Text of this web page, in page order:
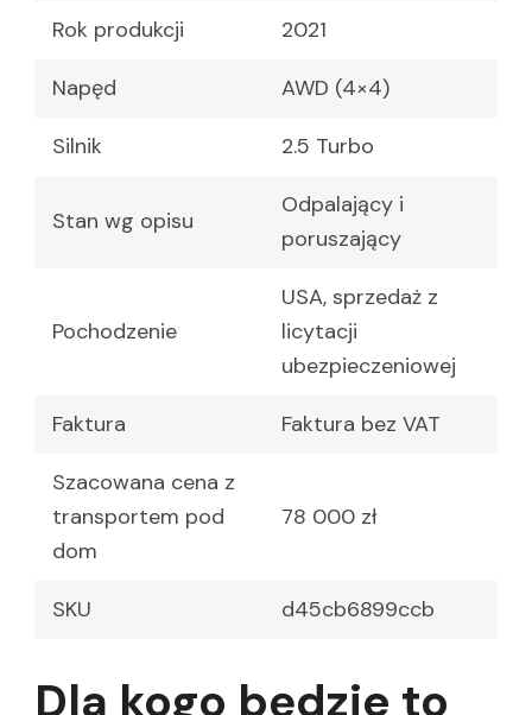
Rok produkcji 2021
Napęd AWD (4×4)
Silnik 2.5 Turbo
Stan wg opisu
Odpalający i
poruszający
Pochodzenie
USA, sprzedaż z
licytacji
ubezpieczeniowej
Faktura Faktura bez VAT
Szacowana cena z
transportem pod
dom
78 000 zł
SKU d45cb6899ccb
Dla kogo będzie to